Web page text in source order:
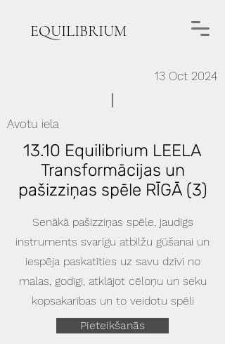
EQUILIBRIUM
13 Oct 2024
Avotu iela
13.10 Equilibrium LEELA
Transformācijas un
pašizziņas spēle RĪGĀ (3)
Senākā pašizziņas spēle, jaudīgs
instruments svarīgu atbilžu gūšanai un
iespēja paskatīties uz savu dzīvi no
malas, godīgi, atklājot cēloņu un seku
kopsakarības un to veidotu spēli
Pieteikšanās